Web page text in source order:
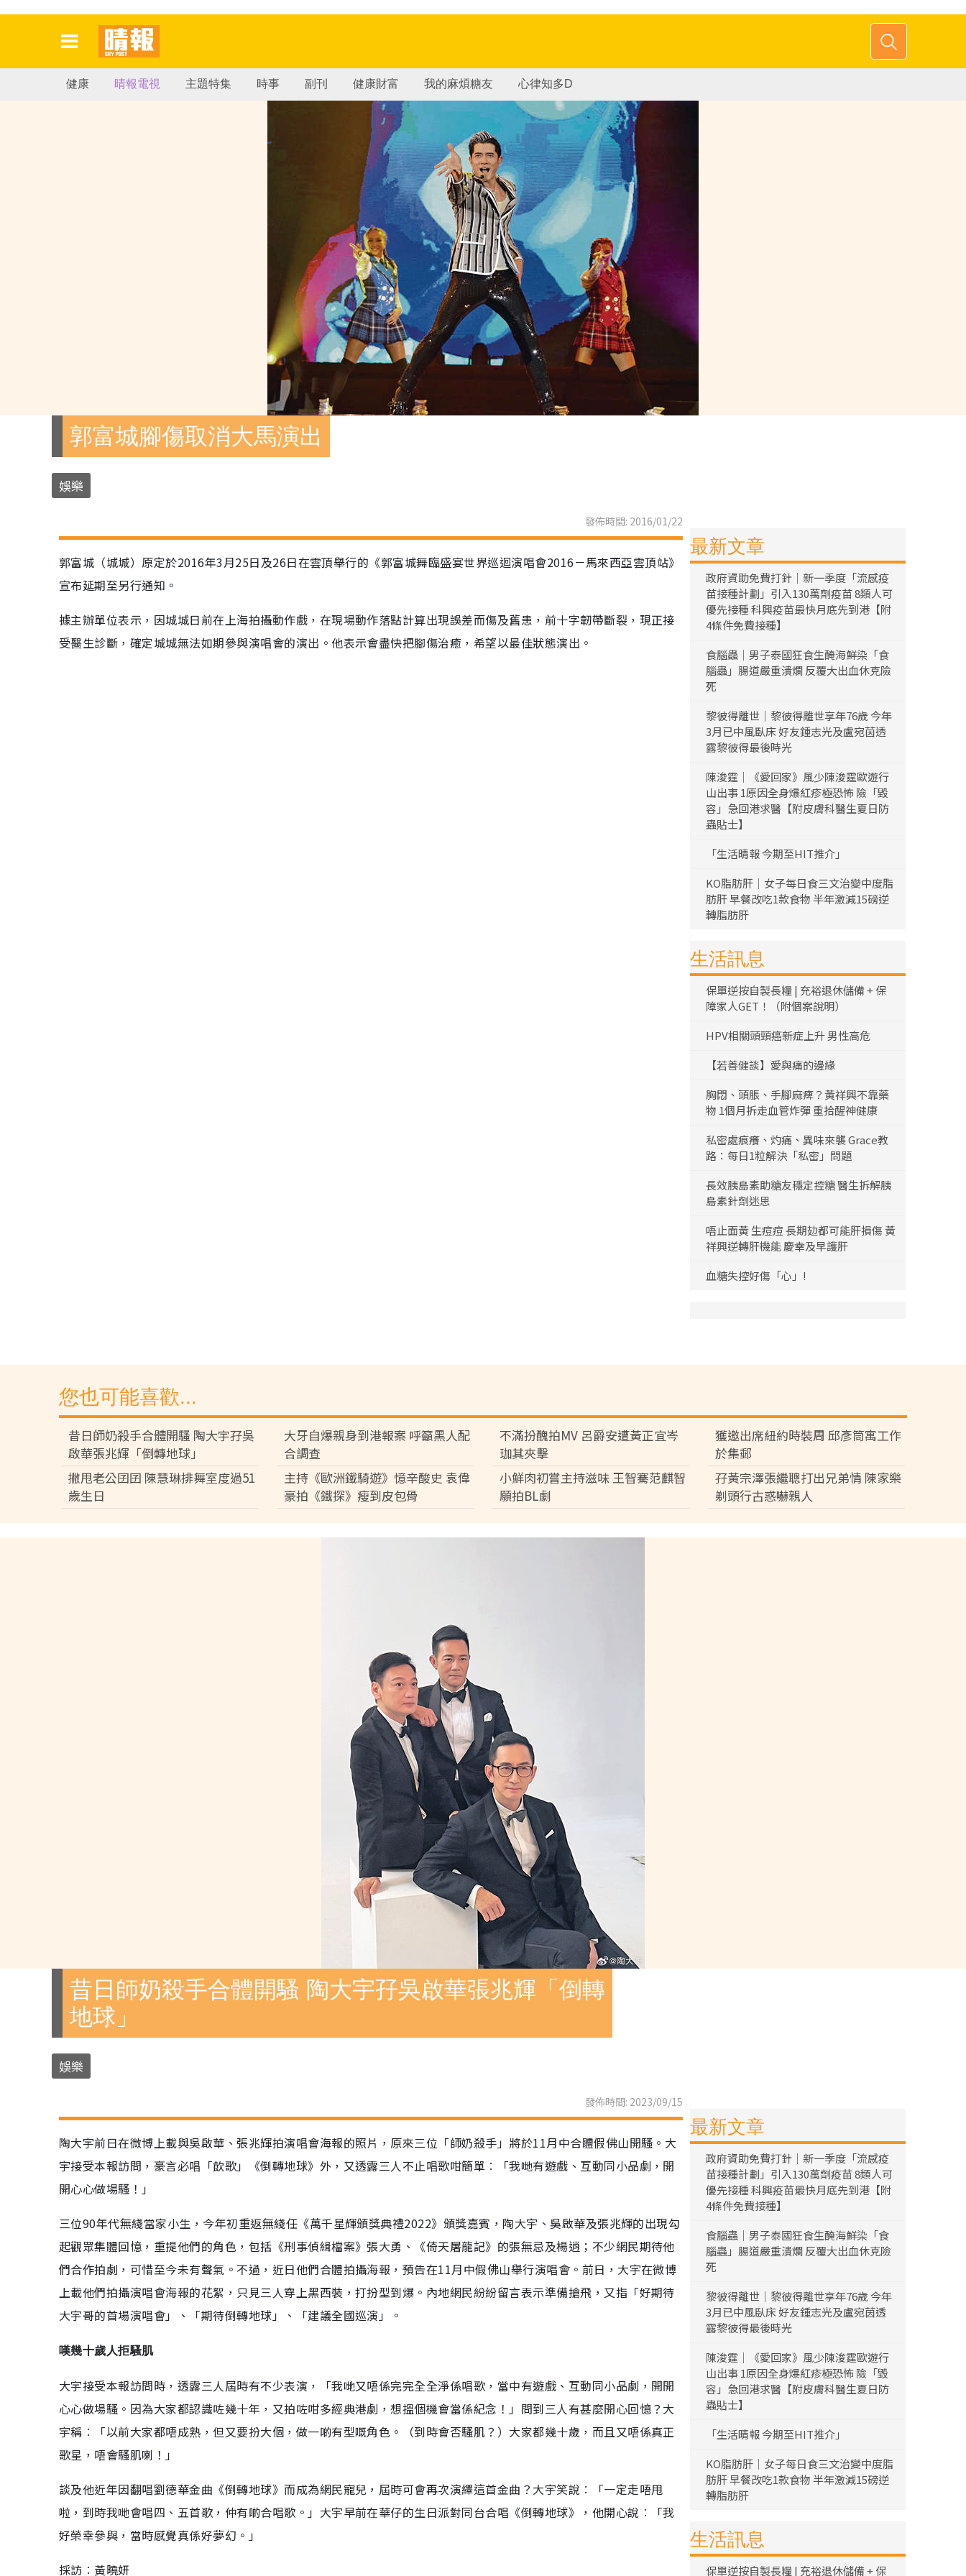
健康 晴報電視 主題特集 時事 副刊 健康財富 我的麻煩糖友 心律知多D
郭富城腳傷取消大馬演出
娛樂
發佈時間: 2016/01/22
郭富城（城城）原定於2016年3月25日及26日在雲頂舉行的《郭富城舞臨盛宴世界巡迴演唱會2016－馬來西亞雲頂站》
宣布延期至另行通知。
據主辦單位表示，因城城日前在上海拍攝動作戲，在現場動作落點計算出現誤差而傷及舊患，前十字韌帶斷裂，現正接
受醫生診斷，確定城城無法如期參與演唱會的演出。他表示會盡快把腳傷治癒，希望以最佳狀態演出。
最新文章
政府資助免費打針｜新一季度「流感疫
苗接種計劃」引入130萬劑疫苗 8類人可
優先接種 科興疫苗最快月底先到港【附
4條件免費接種】
食腦蟲｜男子泰國狂食生醃海鮮染「食
腦蟲」腸道嚴重潰爛 反覆大出血休克險
死
黎彼得離世｜黎彼得離世享年76歲 今年
3月已中風臥床 好友鍾志光及盧宛茵透
露黎彼得最後時光
陳浚霆｜《愛回家》風少陳浚霆歐遊行
山出事 1原因全身爆紅疹極恐怖 險「毀
容」急回港求醫【附皮膚科醫生夏日防
蟲貼士】
「生活晴報 今期至HIT推介」
KO脂肪肝｜女子每日食三文治變中度脂
肪肝 早餐改吃1款食物 半年激減15磅逆
轉脂肪肝
生活訊息
保單逆按自製長糧 | 充裕退休儲備 + 保
障家人GET！（附個案說明）
HPV相關頭頸癌新症上升 男性高危
【若善健談】愛與痛的邊緣
胸悶、頭脹、手腳麻痺？黃祥興不靠藥
物 1個月拆走血管炸彈 重拾醒神健康
私密處痕癢、灼痛、異味來襲 Grace教
路：每日1粒解決「私密」問題
長效胰島素助糖友穩定控糖 醫生拆解胰
島素針劑迷思
唔止面黃 生痘痘 長期攰都可能肝損傷 黃
祥興逆轉肝機能 慶幸及早護肝
血糖失控好傷「心」!
您也可能喜歡...
昔日師奶殺手合體開騷 陶大宇孖吳
啟華張兆輝「倒轉地球」
大牙自爆親身到港報案 呼籲黑人配
合調查
不滿扮醜拍MV 呂爵安遭黃正宜岑
珈其夾擊
獲邀出席紐約時裝周 邱彥筒寓工作
於集郵
撇甩老公囝囝 陳慧琳排舞室度過51
歲生日
主持《歐洲鐵騎遊》憶辛酸史 袁偉
豪拍《鐵探》瘦到皮包骨
小鮮肉初嘗主持滋味 王智騫范麒智
願拍BL劇
孖黃宗澤張繼聰打出兄弟情 陳家樂
剃頭行古惑嚇親人
昔日師奶殺手合體開騷 陶大宇孖吳啟華張兆輝「倒轉
地球」
娛樂
發佈時間: 2023/09/15
陶大宇前日在微博上載與吳啟華、張兆輝拍演唱會海報的照片，原來三位「師奶殺手」將於11月中合體假佛山開騷。大
宇接受本報訪問，豪言必唱「飲歌」《倒轉地球》外，又透露三人不止唱歌咁簡單︰「我哋有遊戲、互動同小品劇，開
開心心做場騷！」
三位90年代無綫當家小生，今年初重返無綫任《萬千星輝頒獎典禮2022》頒獎嘉賓，陶大宇、吳啟華及張兆輝的出現勾
起觀眾集體回憶，重提他們的角色，包括《刑事偵緝檔案》張大勇、《倚天屠龍記》的張無忌及楊逍；不少網民期待他
們合作拍劇，可惜至今未有聲氣。不過，近日他們合體拍攝海報，預告在11月中假佛山舉行演唱會。前日，大宇在微博
上載他們拍攝演唱會海報的花絮，只見三人穿上黑西裝，打扮型到爆。內地網民紛紛留言表示準備搶飛，又指「好期待
大宇哥的首場演唱會」、「期待倒轉地球」、「建議全國巡演」。
嘆幾十歲人拒騷肌
大宇接受本報訪問時，透露三人屆時有不少表演，「我哋又唔係完完全全淨係唱歌，當中有遊戲、互動同小品劇，開開
心心做場騷。因為大家都認識咗幾十年，又拍咗咁多經典港劇，想搵個機會當係紀念！」問到三人有甚麼開心回憶？大
宇稱︰「以前大家都唔成熟，但又要扮大個，做一啲有型嘅角色。（到時會否騷肌？）大家都幾十歲，而且又唔係真正
歌星，唔會騷肌喇！」
談及他近年因翻唱劉德華金曲《倒轉地球》而成為網民寵兒，屆時可會再次演繹這首金曲？大宇笑說︰「一定走唔甩
啦，到時我哋會唱四、五首歌，仲有啲合唱歌。」大宇早前在華仔的生日派對同台合唱《倒轉地球》，他開心說︰「我
好榮幸參與，當時感覺真係好夢幻。」
採訪︰黃曉妍
最新文章
政府資助免費打針｜新一季度「流感疫
苗接種計劃」引入130萬劑疫苗 8類人可
優先接種 科興疫苗最快月底先到港【附
4條件免費接種】
食腦蟲｜男子泰國狂食生醃海鮮染「食
腦蟲」腸道嚴重潰爛 反覆大出血休克險
死
黎彼得離世｜黎彼得離世享年76歲 今年
3月已中風臥床 好友鍾志光及盧宛茵透
露黎彼得最後時光
陳浚霆｜《愛回家》風少陳浚霆歐遊行
山出事 1原因全身爆紅疹極恐怖 險「毀
容」急回港求醫【附皮膚科醫生夏日防
蟲貼士】
「生活晴報 今期至HIT推介」
KO脂肪肝｜女子每日食三文治變中度脂
肪肝 早餐改吃1款食物 半年激減15磅逆
轉脂肪肝
生活訊息
保單逆按自製長糧 | 充裕退休儲備 + 保